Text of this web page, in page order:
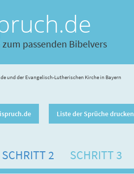
passenden Bibelvers
und der Evangelisch-Lutherischen Kirche in Bayern
Liste der Sprüche drucken
SCHRITT 2 SCHRITT 3